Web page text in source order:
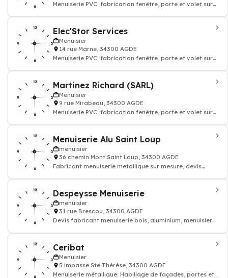
Menuiserie PVC: fabrication fenêtre, porte et volet sur
Elec'Stor Services
Menuisier
14 rue Marne, 34300 AGDE
Menuiserie PVC: fabrication fenêtre, porte et volet sur
Martinez Richard (SARL)
Menuisier
9 rue Mirabeau, 34300 AGDE
Menuiserie PVC: fabrication fenêtre, porte et volet sur
Menuiserie Alu Saint Loup
menuisier
36 chemin Mont Saint Loup, 34300 AGDE
Fabricant menuiserie metallique sur mesure, devis
Despeysse Menuiserie
menuisier
31 rue Brescou, 34300 AGDE
Devis fabricant menuiserie bois, aluminium, menuisier
Ceribat
Menuisier
5 impasse Ste Thérèse, 34300 AGDE
Menuiserie métallique: Habillage de façades, portes et